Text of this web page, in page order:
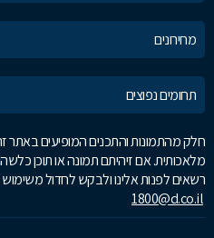
מחירונים
תחומים נפוצים
חלק מהתמונות והתכנים המופיעים באתר
מלאכותית. אם זיהיתם תמונה או תוכן
רשאים לפנות אלינו ולבקש לחדול
1800@d.co.il